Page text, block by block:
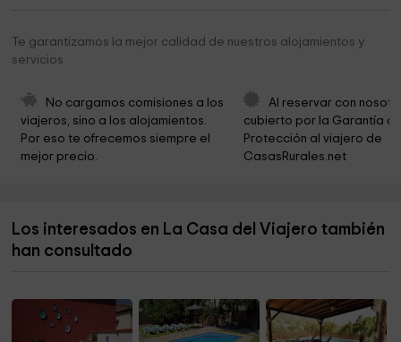
Ayuntamiento de Ardales
Ermita Del Calvario 0,5 km
Caminito Del Rey 5,4 km
Finca Los Gamos
Ermita de Nuestra Señora de Villaverde 7,0 km
El Caminito del Rey ticket office and entrance 7,9 km
Te garantizamos la mejor calidad de nuestros alojamientos y
servicios
No cargamos comisiones a los
viajeros, sino a los alojamientos.
Por eso te ofrecemos siempre el
mejor precio.
Al reservar con
cubierto por la Garantía
Protección al viajero de
CasasRurales.net
Los interesados en La Casa del Viajero también
han consultado